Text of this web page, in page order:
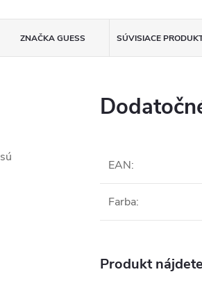
ZNAČKAGUESS SÚVISIACE
sú
EAN:
Farba:
Produkt